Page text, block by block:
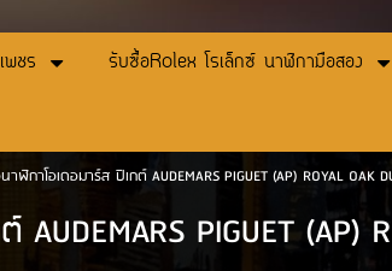
พชร รับซื้อRolex โรเล็กซ์ นาฬิกามือสอง
ฬิกาโอเดอมาร์ส ปิเกต์ AUDEMARS PIGUET (AP) ROYAL OAK
PIGUET (AP)